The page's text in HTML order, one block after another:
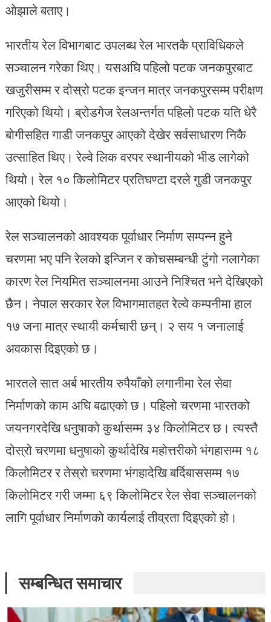
ओझाले बताए।
भारतीय रेल विभागबाट उपलब्ध रेल भारतकै प्राविधिकले
सञ्चालन गरेका थिए। यसअघि पहिलो पटक जनकपुरबाट
खजुरीसम्म र दोस्रो पटक इन्जन मात्र जनकपुरसम्म परीक्षण
गरिएको थियो। ब्रोडगेज रेलअन्तर्गत पहिलो पटक यति धेरै
बोगीसहित गाडी जनकपुर आएको देखेर सर्वसाधारण निकै
उत्साहित थिए। रेल्वे लिक वरपर स्थानीयको भीड लागेको
थियो। रेल १० किलोमिटर प्रतिघण्टा दरले गुडी जनकपुर
आएको थियो।
रेल सञ्चालनको आवश्यक पूर्वाधार निर्माण सम्पन्न हुने
चरणमा भए पनि रेलको इन्जिन र कोचसम्बन्धी टुंगो नलागेका
कारण रेल नियमित सञ्चालनमा आउने निश्चित भने देखिएको
छैन। नेपाल सरकार रेल विभागमातहत रेल्वे कम्पनीमा हाल
१७ जना मात्र स्थायी कर्मचारी छन्। २ सय १ जनालाई
अवकास दिइएको छ।
भारतले सात अर्ब भारतीय रुपैयाँको लगानीमा रेल सेवा
निर्माणको काम अघि बढाएको छ। पहिलो चरणमा भारतको
जयनगरदेखि धनुषाको कुर्थासम्म ३४ किलोमिटर छ। त्यस्तै
दोस्रो चरणमा धनुषाको कुर्थादेखि महोत्तरीको भंगहासम्म १८
किलोमिटर र तेस्रो चरणमा भंगहादेखि बर्दिबाससम्म १७
किलोमिटर गरी जम्मा ६९ किलोमिटर रेल सेवा सञ्चालनको
लागि पूर्वाधार निर्माणको कार्यलाई तीव्रता दिइएको हो।
सम्बन्धित समाचार